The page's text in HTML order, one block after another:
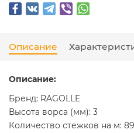
Описание
Описание:
Бренд: RAGOLLE
Высота ворса (мм): 3
Количество стежков на м: